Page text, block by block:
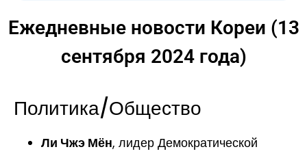
Ежедневные новости Кореи (13
сентября 2024 года)
Политика/Общество
Ли Чжэ Мён, лидер Демократической